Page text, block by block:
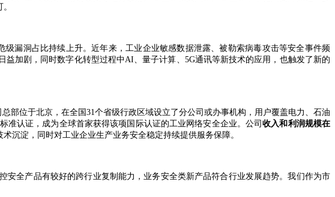
漏洞占比持续上升。近年来，工业企业敏感数据泄露、被勒索病毒攻击等安全事件频
加剧，同时数字化转型过程中AI、量子计算、5G通讯等新技术的应用，也触发了新的
部位于北京，在全国31个省级行政区域设立了分公司或办事机构，用户覆盖电力、石油
准认证，成为全球首家获得该项国际认证的工业网络安全企业。公司收入和利润规模在
沉淀，同时对工业企业生产业务安全稳定持续提供服务保障。
全产品有较好的跨行业复制能力，业务安全类新产品符合行业发展趋势。我们作为市